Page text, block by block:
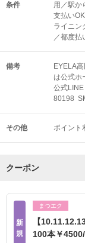
条件
用／駅か
支払い
ライニン
／都度払
備考
EYELA
は公式ホ
公式
80198
その他 ポイント
クーポン
新
規
まつエク
【
100本￥